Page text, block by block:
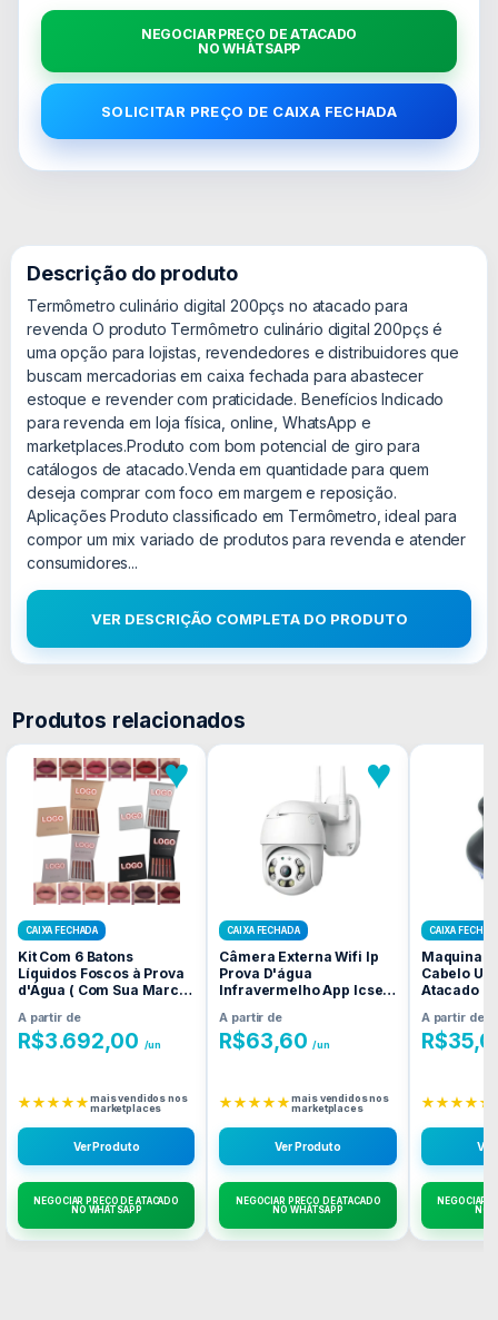
NEGOCIAR PREÇO DE ATACADO
NO WHATSAPP
SOLICITAR PREÇO DE CAIXA FECHADA
Descrição do produto
Termômetro culinário digital 200pçs no atacado para
revenda O produto Termômetro culinário digital 200pçs é
uma opção para lojistas, revendedores e distribuidores que
buscam mercadorias em caixa fechada para abastecer
estoque e revender com praticidade. Benefícios Indicado
para revenda em loja física, online, WhatsApp e
marketplaces.Produto com bom potencial de giro para
catálogos de atacado.Venda em quantidade para quem
deseja comprar com foco em margem e reposição.
Aplicações Produto classificado em Termômetro, ideal para
compor um mix variado de produtos para revenda e atender
consumidores...
VER DESCRIÇÃO COMPLETA DO PRODUTO
Produtos relacionados
♥
CAIXA FECHADA
Kit Com 6 Batons
Líquidos Foscos à Prova
d'Água ( Com Sua Marca
Caixa Fechada
A partir de
R$3.692,00 /un
★★★★★mais vendidos nos
marketplaces
Ver Produto
NEGOCIAR PREÇO DE ATACADO
NO WHATSAPP
♥
CAIXA FECHADA
Câmera Externa Wifi Ip
Prova D'água
Infravermelho App Icsee
Caixa Fechada
A partir de
R$63,60 /un
★★★★★mais vendidos nos
marketplaces
Ver Produto
NEGOCIAR PREÇO DE ATACADO
NO WHATSAPP
CAIXA
Maquina
Cabelo
Atacado
A partir de
R$
★★★★★
NEGOCIAR
NO